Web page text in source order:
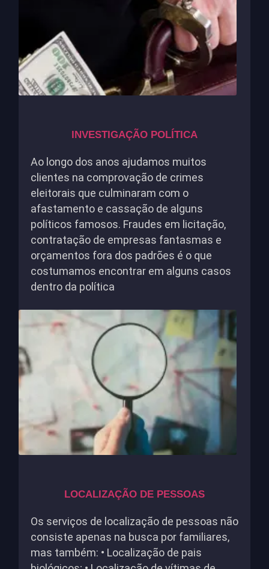
INVESTIGAÇÃO POLÍTICA
Ao longo dos anos ajudamos muitos
clientes na comprovação de crimes
eleitorais que culminaram com o
afastamento e cassação de alguns
políticos famosos. Fraudes em licitação,
contratação de empresas fantasmas e
orçamentos fora dos padrões é o que
costumamos encontrar em alguns casos
dentro da política
LOCALIZAÇÃO DE PESSOAS
Os serviços de localização de pessoas não
consiste apenas na busca por familiares,
mas também: • Localização de pais